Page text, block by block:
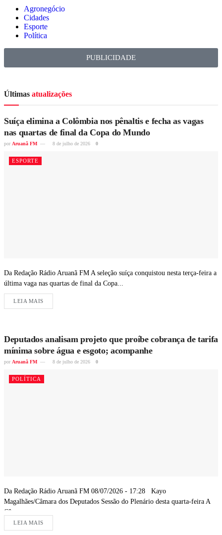
Agronegócio
Cidades
Esporte
Política
PUBLICIDADE
Últimas atualizações
Suíça elimina a Colômbia nos pênaltis e fecha as vagas
nas quartas de final da Copa do Mundo
por Aruanã FM 8 de julho de 2026 0
ESPORTE
Da Redação Rádio Aruanã FM A seleção suíça conquistou nesta terça-feira a
última vaga nas quartas de final da Copa...
LEIA MAIS
Deputados analisam projeto que proíbe cobrança de tarifa
mínima sobre água e esgoto; acompanhe
por Aruanã FM 8 de julho de 2026 0
POLÍTICA
Da Redação Rádio Aruanã FM 08/07/2026 - 17:28 Kayo
Magalhães/Câmara dos Deputados Sessão do Plenário desta quarta-feira A
Câmara...
LEIA MAIS